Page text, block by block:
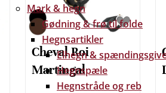
Mark & hegn
Gødning & frø til folde
Hegnsartikler
Elhegn &
Hegnspæle
Hegnstråde og reb
Cheval Roi
Martingal